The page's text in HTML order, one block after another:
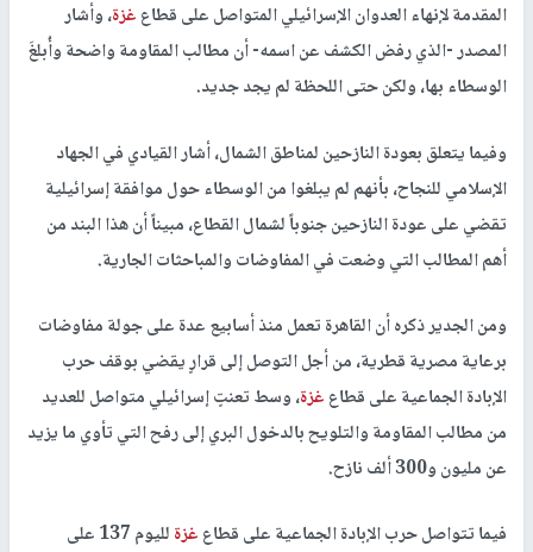
المقدمة لإنهاء العدوان الإسرائيلي المتواصل على قطاعغزة، وأشار
المصدر -الذي رفض الكشف عن اسمه- أن مطالب المقاومة واضحة وأُبلغَ
الوسطاء بها، ولكن حتى اللحظة لم يجد جديد.
وفيما يتعلق بعودة النازحين لمناطق الشمال، أشار القيادي في الجهاد
الإسلامي للنجاح، بأنهم لم يبلغوا من الوسطاء حول موافقة إسرائيلية
تقضي على عودة النازحين جنوباً لشمال القطاع، مبيناً أن هذا البند من
أهم المطالب التي وضعت في المفاوضات والمباحثات الجارية.
ومن الجدير ذكره أن القاهرة تعمل منذ أسابيع عدة على جولة مفاوضات
برعاية مصرية قطرية، من أجل التوصل إلى قرارٍ يقضي بوقف حرب
الإبادة الجماعية على قطاعغزة، وسط تعنتٍ إسرائيلي متواصل للعديد
من مطالب المقاومة والتلويح بالدخول البري إلى رفح التي تأوي ما يزيد
عن مليون و300 ألف نازح.
فيما تتواصل حرب الإبادة الجماعية على قطاعغزة
لليوم 137 على